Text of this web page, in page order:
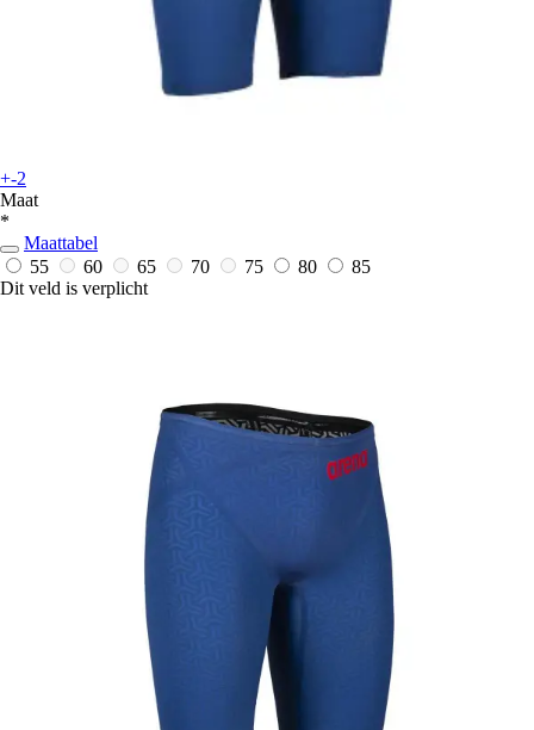
+-2
Maat
*
Maattabel
55
60 65 70 75 80
85
Dit veld is verplicht